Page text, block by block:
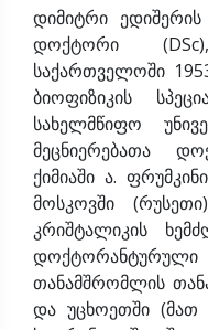
დიმიტრი
დოქტორი
საქართველოში
ბიოფიზიკის
სახელმწიფო
მეცნიერებათა
ქიმიაში ა.
მოსკოვში
კრიშტალიკის
თანამშრომლის
და უცხოეთში (მათ